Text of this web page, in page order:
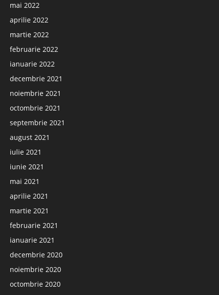
mai 2022
aprilie 2022
martie 2022
februarie 2022
ianuarie 2022
decembrie 2021
noiembrie 2021
octombrie 2021
septembrie 2021
august 2021
iulie 2021
iunie 2021
mai 2021
aprilie 2021
martie 2021
februarie 2021
ianuarie 2021
decembrie 2020
noiembrie 2020
octombrie 2020